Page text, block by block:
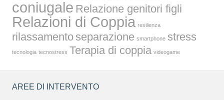
coniugale Relazione genitori figli
Relazioni di Coppia resilienza
rilassamento separazione smartphone stress
tecnologia tecnostress Terapia di coppia videogame
AREE DI INTERVENTO